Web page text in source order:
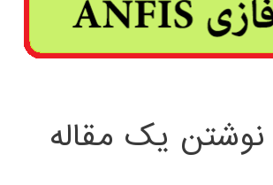
یک مقاله